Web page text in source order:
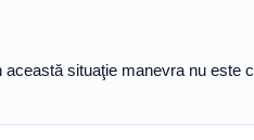
situaţie manevra nu este